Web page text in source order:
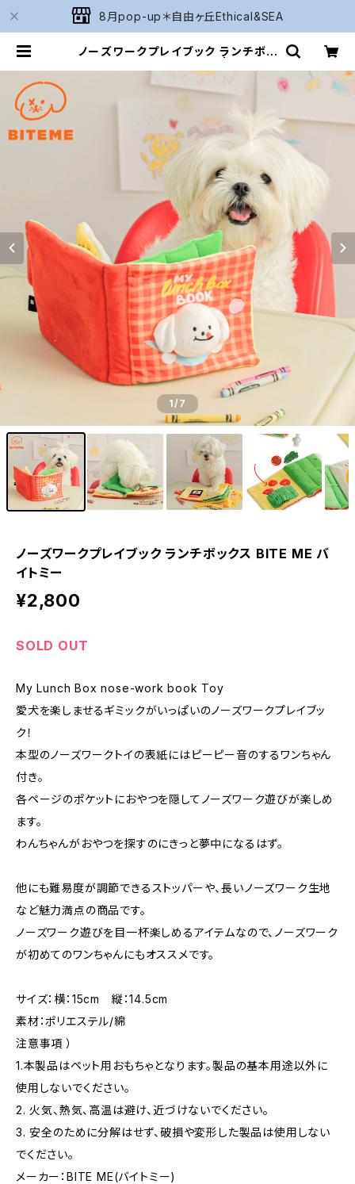
8月pop-up＊自由ヶ丘Ethical&SEA
ノーズワークプレイブック ランチボッ
rium
1/7
ノーズワークプレイブック ランチボックス BITE ME バ
イトミー
¥2,800
SOLD OUT
My Lunch Box nose-work book Toy
愛犬を楽しませるギミックがいっぱいのノーズワークプレイブッ
ク！
本型のノーズワークトイの表紙にはピーピー音のするワンちゃん
付き。
各ページのポケットにおやつを隠してノーズワーク遊びが楽しめ
ます。
わんちゃんがおやつを探すのにきっと夢中になるはず。
他にも難易度が調節できるストッパーや、長いノーズワーク生地
など魅力満点の商品です。
ノーズワーク遊びを目一杯楽しめるアイテムなので、ノーズワーク
が初めてのワンちゃんにもオススメです。
サイズ：横：15cm 縦：14.5cm
素材：ポリエステル/綿
注意事項 ）
1.本製品はペット用おもちゃとなります。製品の基本用途以外に
使用しないでください。
2. 火気、熱気、高温は避け、近づけないでください。
3. 安全のために分解はせず、破損や変形した製品は使用しない
でください。
メーカー：BITE ME(バイトミー)